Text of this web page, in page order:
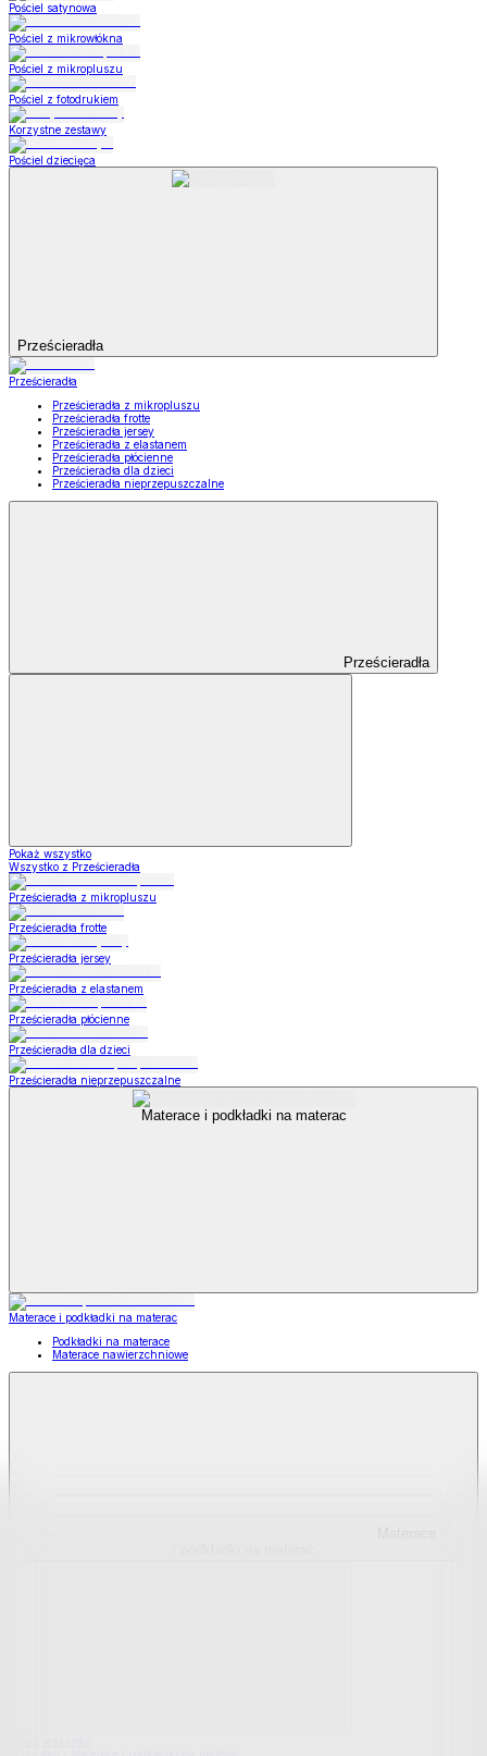
Pościel satynowa
Pościel z mikrowłókna
Pościel z mikropluszu
Pościel z fotodrukiem
Korzystne zestawy
Pościel dziecięca
Prześcieradła
Prześcieradła
Prześcieradła z mikropluszu
Prześcieradła frotte
Prześcieradła jersey
Prześcieradła z elastanem
Prześcieradła płócienne
Prześcieradła dla dzieci
Prześcieradła nieprzepuszczalne
Prześcieradła
Pokaż wszystko
Wszystko z Prześcieradła
Prześcieradła z mikropluszu
Prześcieradła frotte
Prześcieradła jersey
Prześcieradła z elastanem
Prześcieradła płócienne
Prześcieradła dla dzieci
Prześcieradła nieprzepuszczalne
Materace i podkładki na materac
Materace i podkładki na materac
Podkładki na materace
Materace nawierzchniowe